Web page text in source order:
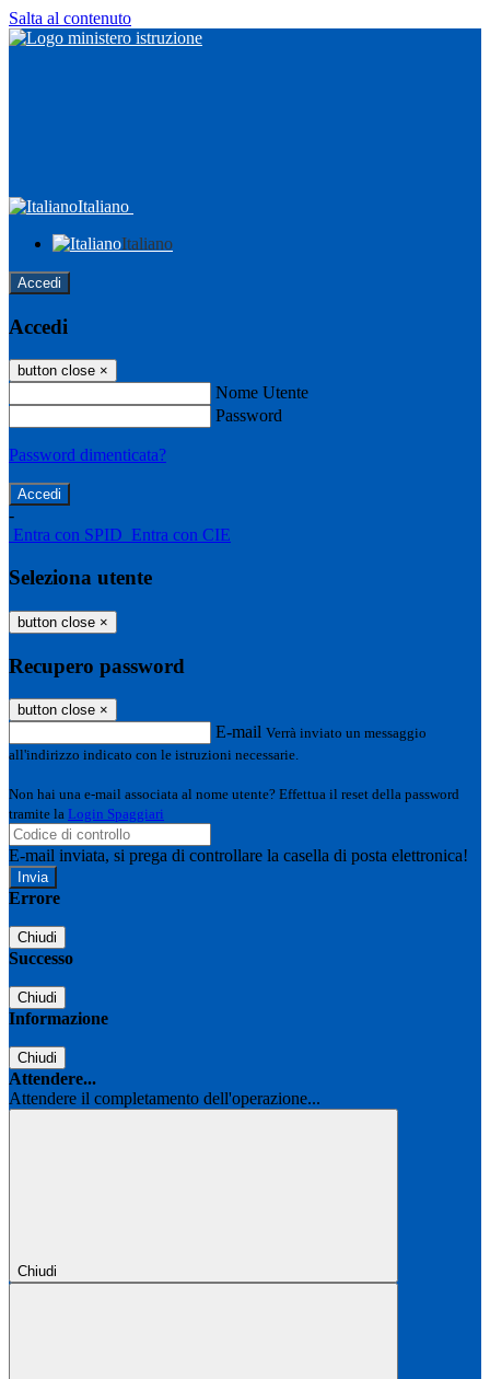
Salta al contenuto
Italiano
Italiano
Accedi
Accedi
button close ×
Nome Utente
Password
Password dimenticata?
-
Entra con SPID Entra con CIE
Seleziona utente
button close ×
Recupero password
button close ×
E-mail Verrà inviato un messaggio
all'indirizzo indicato con le istruzioni necessarie.
Non hai una e-mail associata al nome utente? Effettua il reset della password
tramite la Login Spaggiari
E-mail inviata, si prega di controllare la casella di posta elettronica!
Errore
Chiudi
Successo
Chiudi
Informazione
Chiudi
Attendere...
Attendere il completamento dell'operazione...
Chiudi